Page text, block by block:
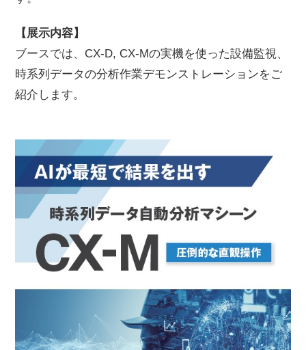
【展示内容】
ブースでは、CX-D, CX-Mの実機を使った設備監視、
時系列データの分析作業デモンストレーションをご
紹介します。